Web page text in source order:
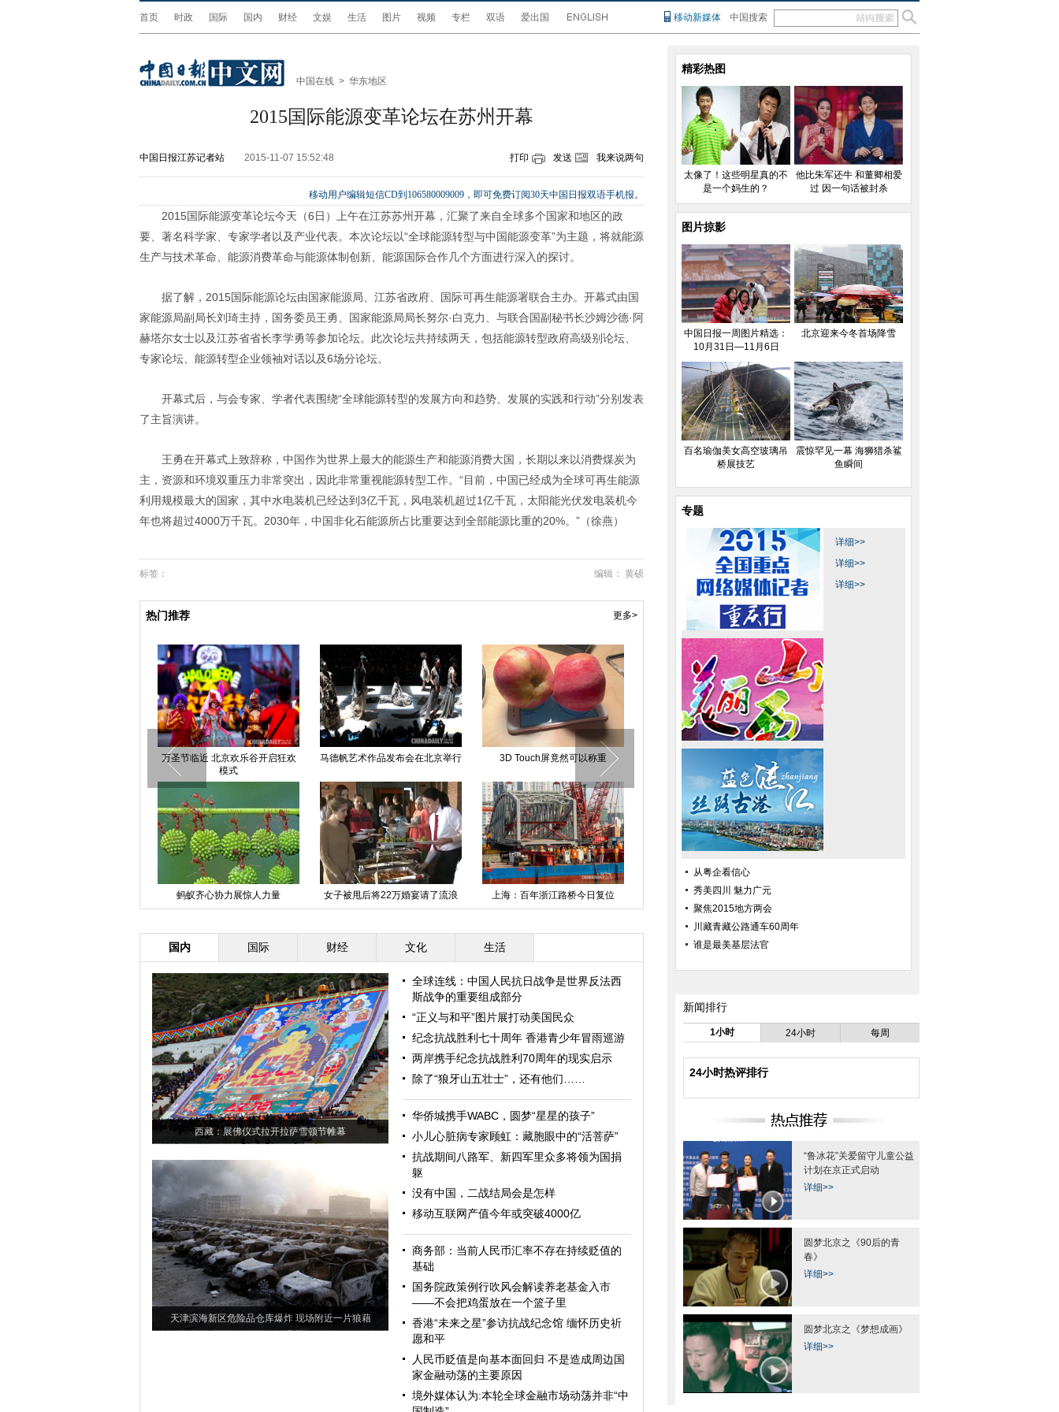
首页 时政 国际 国内 财经 文娱 生活 图片 视频 专栏 双语 爱出国 移动新媒体 中国搜索
中国在线 > 华东地区
2015国际能源变革论坛在苏州开幕
中国日报江苏记者站 2015-11-07 15:52:48 打印 发送 我来说两句
移动用户编辑短信CD到106580009009，即可免费订阅30天中国日报双语手机报。
2015国际能源变革论坛今天（6日）上午在江苏苏州开幕，汇聚了来自全球多个国家和地区的政
要、著名科学家、专家学者以及产业代表。本次论坛以“全球能源转型与中国能源变革”为主题，将就能源
生产与技术革命、能源消费革命与能源体制创新、能源国际合作几个方面进行深入的探讨。
据了解， 2015国际能源论坛由国家能源局、江苏省政府、国际可再生能源署联合主办。开幕式由国
家能源局副局长刘琦主持，国务委员王勇、国家能源局局长努尔·白克力、与联合国副秘书长沙姆沙德·阿
赫塔尔女士以及江苏省省长李学勇等参加论坛。此次论坛共持续两天，包括能源转型政府高级别论坛、
专家论坛、能源转型企业领袖对话以及6场分论坛。
开幕式后，与会专家、学者代表围绕“全球能源转型的发展方向和趋势、发展的实践和行动”分别发表
了主旨演讲。
王勇在开幕式上致辞称，中国作为世界上最大的能源生产和能源消费大国，长期以来以消费煤炭为
主，资源和环境双重压力非常突出，因此非常重视能源转型工作。“目前，中国已经成为全球可再生能源
利用规模最大的国家，其中水电装机已经达到3亿千瓦，风电装机超过1亿千瓦，太阳能光伏发电装机今
年也将超过4000万千瓦。 2030年，中国非化石能源所占比重要达到全部能源比重的20%。”（徐燕）
编辑： 黄硕
标签：
热门推荐 更多>
中国日报一周图片精选：10月31
日—11月6日
震惊罕见一幕 海狮猎杀鲨鱼瞬间
万圣节临近 北京欢乐谷开启狂欢
模式
马德帆艺术作品发布会在北京举行 3D Touch屏竟然可以称重
蚂蚁齐心协力展惊人力量
女子被甩后将22万婚宴请了流浪
汉
上海：百年浙江路桥今日复位
国内 国际 财经 文化 生活
西藏：展佛仪式拉开拉萨雪顿节帷幕
天津滨海新区危险品仓库爆炸 现场附近一片狼藉
全球连线：中国人民抗日战争是世界反法西
斯战争的重要组成部分
“正义与和平”图片展打动美国民众
纪念抗战胜利七十周年 香港青少年冒雨巡游
两岸携手纪念抗战胜利70周年的现实启示
除了“狼牙山五壮士”，还有他们……
华侨城携手WABC，圆梦“星星的孩子”
小儿心脏病专家顾虹：藏胞眼中的“活菩萨”
抗战期间八路军、新四军里众多将领为国捐
躯
没有中国，二战结局会是怎样
移动互联网产值今年或突破4000亿
商务部：当前人民币汇率不存在持续贬值的
基础
国务院政策例行吹风会解读养老基金入市
——不会把鸡蛋放在一个篮子里
香港“未来之星”参访抗战纪念馆 缅怀历史祈
愿和平
人民币贬值是向基本面回归 不是造成周边国
家金融动荡的主要原因
境外媒体认为:本轮全球金融市场动荡并非“中
精彩热图
太像了！这些明星真的不
是一个妈生的？
他比朱军还牛 和董卿相爱
过 因一句话被封杀
图片掠影
中国日报一周图片精选：
10月31日—11月6日
北京迎来今冬首场降雪
百名瑜伽美女高空玻璃吊
桥展技艺
震惊罕见一幕 海狮猎杀鲨
鱼瞬间
专题
详细>>
详细>>
详细>>
从粤企看信心
秀美四川 魅力广元
聚焦2015地方两会
川藏青藏公路通车60周年
谁是最美基层法官
新闻排行
1小时 24小时 每周
24小时热评排行
“鲁冰花”关爱留守儿童公益
计划在京正式启动
详细>>
圆梦北京之《90后的青
春》
详细>>
圆梦北京之《梦想成画》
详细>>